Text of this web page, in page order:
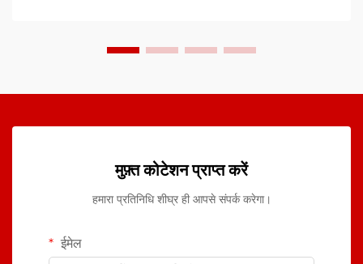
मुफ़्त कोटेशन प्राप्त करें
हमारा प्रतिनिधि शीघ्र ही आपसे संपर्क करेगा।
ईमेल